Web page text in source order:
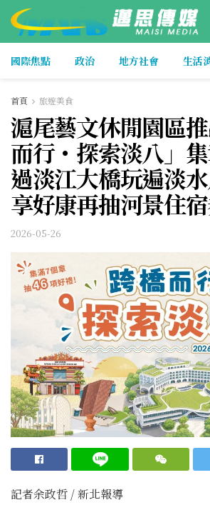
國際焦點 政治 地方社會 生活
首頁 旅遊美食
滬尾藝文休閒園區
而行・探索淡八」
過淡江大橋玩遍淡
享好康再抽河景住
2026-05-26
記者余政哲 / 新北報導